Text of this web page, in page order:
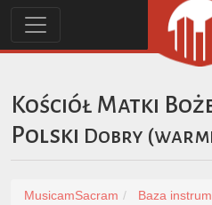
Kościół Matki
Polski Dobry (
MusicamSacram
Baza